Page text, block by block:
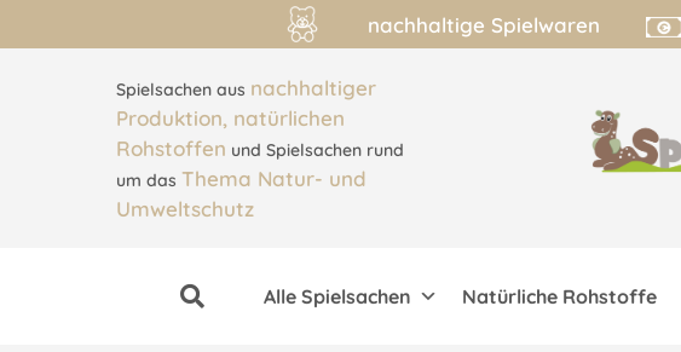
nachhaltige Spielwaren
Spielsachen aus nachhaltiger
Produktion, natürlichen
Rohstoffen und Spielsachen rund
um das Thema Natur- und
Umweltschutz
Alle Spielsachen Natürliche Rohstoffe